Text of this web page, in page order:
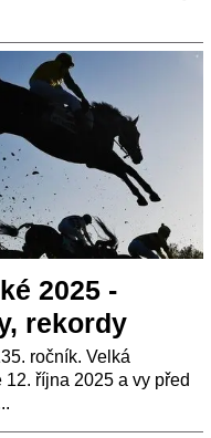
2025 -
rekordy
ročník. Velká
října 2025 a vy před